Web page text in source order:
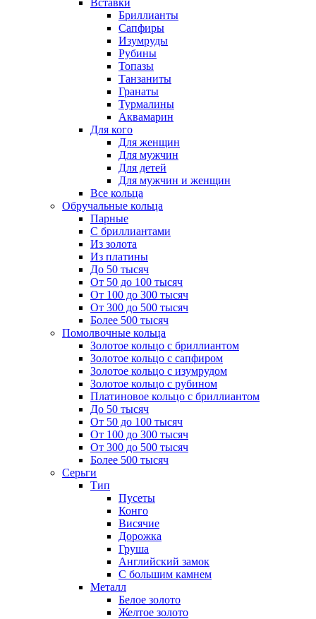
Вставки
Бриллианты
Сапфиры
Изумруды
Рубины
Топазы
Танзаниты
Гранаты
Турмалины
Аквамарин
Для кого
Для женщин
Для мужчин
Для детей
Для мужчин и женщин
Все кольца
Обручальные кольца
Парные
С бриллиантами
Из золота
Из платины
До 50 тысяч
От 50 до 100 тысяч
От 100 до 300 тысяч
От 300 до 500 тысяч
Более 500 тысяч
Помолвочные кольца
Золотое кольцо с бриллиантом
Золотое кольцо с сапфиром
Золотое кольцо с изумрудом
Золотое кольцо с рубином
Платиновое кольцо с бриллиантом
До 50 тысяч
От 50 до 100 тысяч
От 100 до 300 тысяч
От 300 до 500 тысяч
Более 500 тысяч
Серьги
Тип
Пусеты
Конго
Висячие
Дорожка
Груша
Английский замок
С большим камнем
Металл
Белое золото
Желтое золото